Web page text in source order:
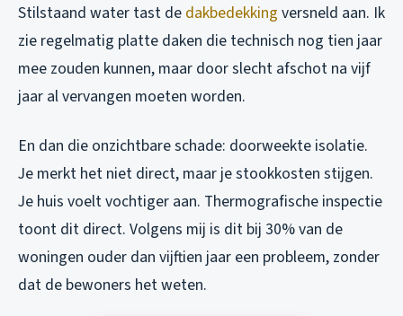
Stilstaand water tast de dakbedekking versneld aan. Ik
zie regelmatig platte daken die technisch nog tien jaar
mee zouden kunnen, maar door slecht afschot na vijf
jaar al vervangen moeten worden.
En dan die onzichtbare schade: doorweekte isolatie.
Je merkt het niet direct, maar je stookkosten stijgen.
Je huis voelt vochtiger aan. Thermografische inspectie
toont dit direct. Volgens mij is dit bij 30% van de
woningen ouder dan vijftien jaar een probleem, zonder
dat de bewoners het weten.